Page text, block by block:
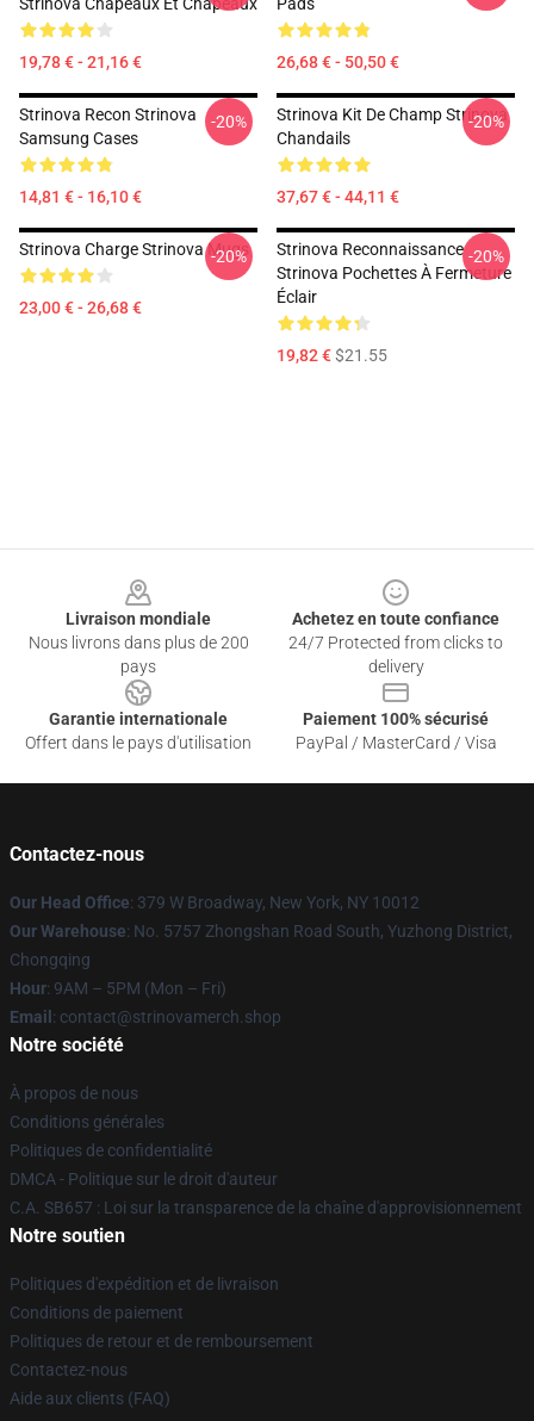
19,78 € - 21,16 € 26,68 € - 50,50 €
Strinova Recon Strinova
Samsung Cases
14,81 € - 16,10 €
-20%
Strinova Kit De Champ Strinova
Chandails
37,67 € - 44,11 €
-20%
Strinova Charge Strinova Mugs
23,00 € - 26,68 €
-20%
Strinova Reconnaissance
Strinova Pochettes À Fermeture
Éclair
19,82 €$21.55
-20%
Livraison mondiale
Nous livrons dans plus de 200
pays
Achetez en toute confiance
24/7 Protected from clicks to
delivery
Garantie internationale
Offert dans le pays d'utilisation
Paiement 100% sécurisé
PayPal / MasterCard / Visa
Contactez-nous
Our Head Office: 379 W Broadway, New York, NY 10012
Our Warehouse: No. 5757 Zhongshan Road South, Yuzhong District,
Chongqing
Hour: 9AM – 5PM (Mon – Fri)
Email : contact@strinovamerch.shop
Notre société
À propos de nous
Conditions générales
Politiques de confidentialité
DMCA - Politique sur le droit d'auteur
C.A. SB657 : Loi sur la transparence de la chaîne d'approvisionnement
Notre soutien
Politiques d'expédition et de livraison
Conditions de paiement
Politiques de retour et de remboursement
Contactez-nous
Aide aux clients (FAQ)